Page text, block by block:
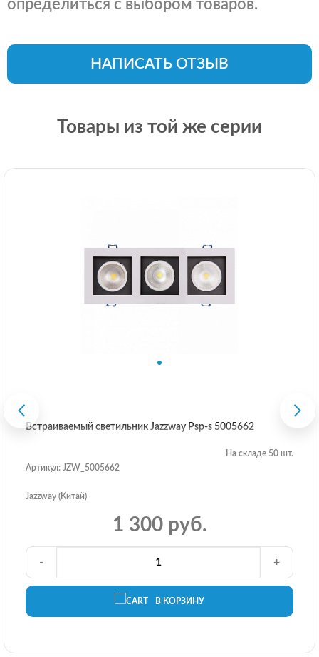
определиться с выбором товаров.
НАПИСАТЬ ОТЗЫВ
Товары из той же серии
Встраиваемый светильник Jazzway Psp-s 5005662
На складе 50 шт.
Артикул: JZW_5005662
Jazzway (Китай)
1 300 руб.
В КОРЗИНУ
- +